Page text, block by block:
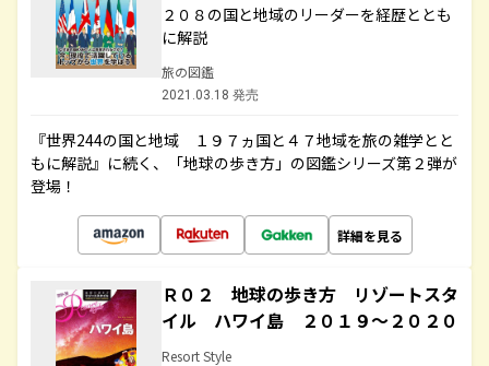
２０８の国と地域のリーダーを経歴ととも
に解説
旅の図鑑
2021.03.18 発売
『世界244の国と地域 １９７ヵ国と４７地域を旅の雑学とと
もに解説』に続く、「地球の歩き方」の図鑑シリーズ第２弾が
登場！
詳細を見る
Ｒ０２ 地球の歩き方 リゾートスタ
イル ハワイ島 ２０１９～２０２０
Resort Style